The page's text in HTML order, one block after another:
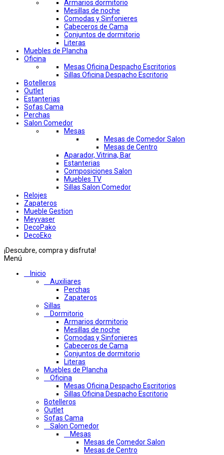
Armarios dormitorio
Mesillas de noche
Comodas y Sinfonieres
Cabeceros de Cama
Conjuntos de dormitorio
Literas
Muebles de Plancha
Oficina
Mesas Oficina Despacho Escritorios
Sillas Oficina Despacho Escritorio
Botelleros
Outlet
Estanterias
Sofas Cama
Perchas
Salon Comedor
Mesas
Mesas de Comedor Salon
Mesas de Centro
Aparador, Vitrina, Bar
Estanterias
Composiciones Salon
Muebles TV
Sillas Salon Comedor
Relojes
Zapateros
Mueble Gestion
Meyvaser
DecoPako
DecoEko
¡Descubre, compra y disfruta!
Menú
Inicio
Auxiliares
Perchas
Zapateros
Sillas
Dormitorio
Armarios dormitorio
Mesillas de noche
Comodas y Sinfonieres
Cabeceros de Cama
Conjuntos de dormitorio
Literas
Muebles de Plancha
Oficina
Mesas Oficina Despacho Escritorios
Sillas Oficina Despacho Escritorio
Botelleros
Outlet
Sofas Cama
Salon Comedor
Mesas
Mesas de Comedor Salon
Mesas de Centro